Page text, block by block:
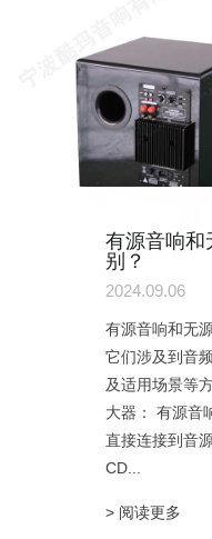
有源音响和
别？
2024.09.06
有源音响和无
它们涉及到音
及适用场景等
大器： 有源音
直接连接到音
CD...
> 阅读更多